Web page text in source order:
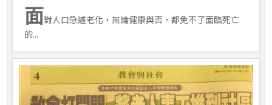
面對人口急遽老化，無論健康與否，都免不了面臨死亡
的...